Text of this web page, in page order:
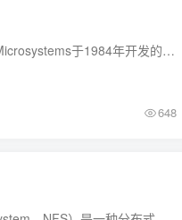
1. 简介 网络文件系统（NFS，Network File System）是由Sun Microsystems于1984年开发的分布式文件系统协议。 它允许用户在网络上查看、存储和更新文件，就像是在本地硬盘上操作一样。 它的设计...
648